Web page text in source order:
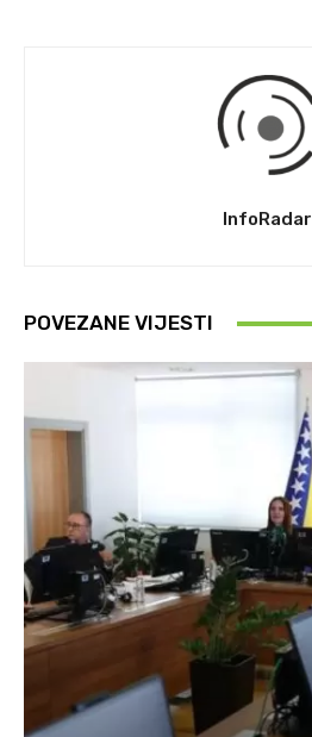
InfoRadar
POVEZANE VIJESTI